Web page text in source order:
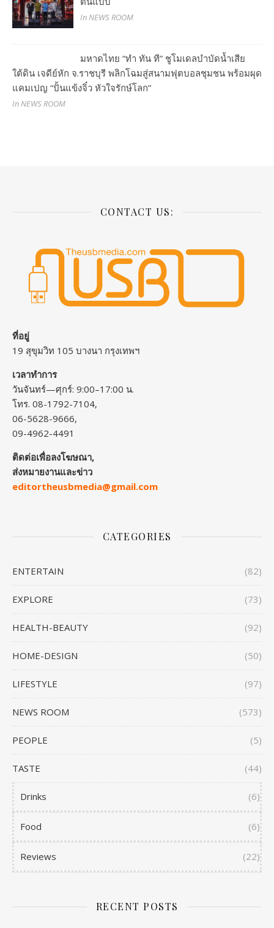
In NEWS ROOM
มหาดไทย “ทำ ทัน ที” ชูโมเดลบำบัดน้ำเสีย
ใต้ดิน เจดีย์หัก จ.ราชบุรี พลิกโฉมสู่สนามฟุตบอลชุมชน พร้อมผุด
แคมเปญ “ปั้นแข้งจิ๋ว หัวใจรักษ์โลก”
In NEWS ROOM
CONTACT US:
ที่อยู่
19 สุขุมวิท 105 บางนา กรุงเทพฯ
เวลาทำการ
วันจันทร์—ศุกร์: 9:00–17:00 น.
โทร. 08-1792-7104,
06-5628-9666,
09-4962-4491
ติดต่อเพื่อลงโฆษณา,
ส่งหมายงานและข่าว
editortheusbmedia@gmail.com
CATEGORIES
ENTERTAIN (82)
EXPLORE (73)
HEALTH-BEAUTY (92)
HOME-DESIGN (50)
LIFESTYLE (97)
NEWS ROOM (573)
PEOPLE (5)
TASTE (44)
Drinks (6)
Food (6)
Reviews (22)
RECENT POSTS